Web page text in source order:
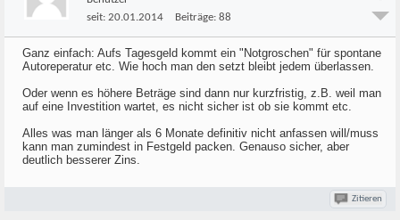
seit: 20.01.2014 Beiträge: 88
Ganz einfach: Aufs Tagesgeld kommt ein "Notgroschen" für spontane
Autoreperatur etc. Wie hoch man den setzt bleibt jedem überlassen.
Oder wenn es höhere Beträge sind dann nur kurzfristig, z.B. weil man
auf eine Investition wartet, es nicht sicher ist ob sie kommt etc.
Alles was man länger als 6 Monate definitiv nicht anfassen will/muss
kann man zumindest in Festgeld packen. Genauso sicher, aber
deutlich besserer Zins.
Zitieren